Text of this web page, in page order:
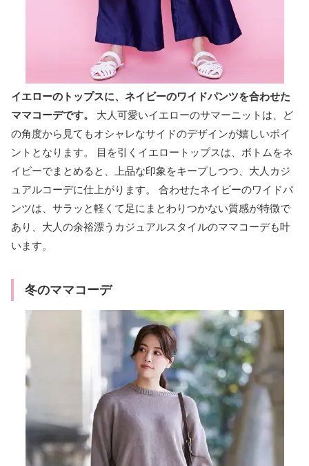
イエローのトップスに、ネイビーのワイドパンツを合わせた
ママコーデです。 大人可愛いイエローのサマーニットは、ど
の角度から見てもオシャレなサイドのデザインが嬉しいポイ
ントとなります。
目を引くイエロートップスは、ボトムをネ
イビーでまとめると、上品な印象をキープしつつ、大人カジ
ュアルコーデに仕上がります。 合わせたネイビーのワイドパ
ンツは、サラッと軽くて足にまとわりつかない質感が特徴で
あり、大人の余裕漂うカジュアルスタイルのママコーデも叶
います。
冬のママコーデ